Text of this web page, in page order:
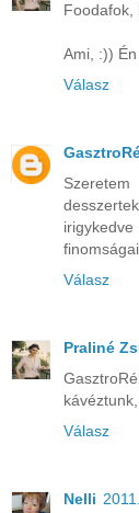
Foodafok,
Ami, :))
Válasz
Válasz
Praliné
Válasz
Nelli